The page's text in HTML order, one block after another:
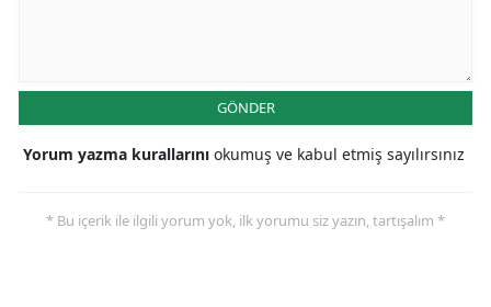
GÖNDER
Yorum yazma kurallarını okumuş ve kabul etmiş sayılırsınız
* Bu içerik ile ilgili yorum yok, ilk yorumu siz yazın, tartışalım *